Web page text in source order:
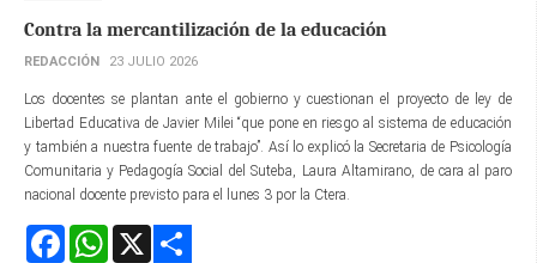
Contra la mercantilización de la educación
REDACCIÓN 23 JULIO 2026
Los docentes se plantan ante el gobierno y cuestionan el proyecto de ley de
Libertad Educativa de Javier Milei “que pone en riesgo al sistema de educación
y también a nuestra fuente de trabajo”. Así lo explicó la Secretaria de Psicología
Comunitaria y Pedagogía Social del Suteba, Laura Altamirano, de cara al paro
nacional docente previsto para el lunes 3 por la Ctera.
FacebookWhatsApp